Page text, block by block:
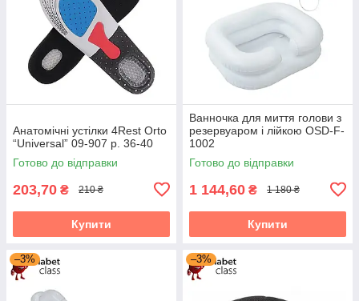
Анатомічні устілки 4Rest Orto
“Universal” 09-907 р. 36-40
Готово до відправки
203,70 ₴ 210 ₴
Купити
Ванночка для миття голови з
резервуаром і лійкою OSD-F-
1002
Готово до відправки
1 144,60 ₴ 1 180 ₴
Купити
–3% –3%